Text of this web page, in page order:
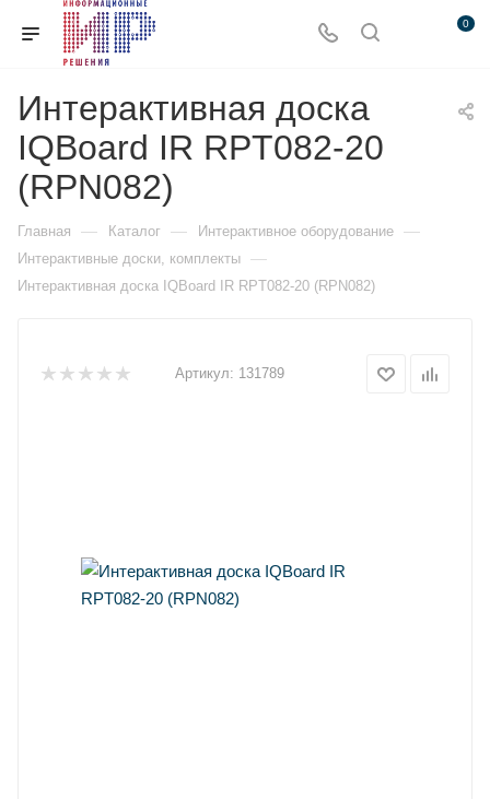
0
Интерактивная доска
IQBoard IR RPT082-20
(RPN082)
Главная — Каталог — Интерактивное оборудование —
Интерактивные доски, комплекты —
Интерактивная доска IQBoard IR RPT082-20 (RPN082)
Артикул: 131789